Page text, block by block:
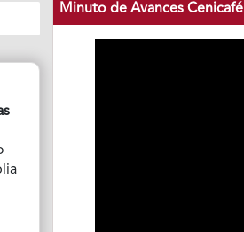
Minuto de Avances Cenicafé